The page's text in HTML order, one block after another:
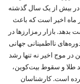
در بیش از یک سال گذشته
ماه اخیر است که باعث
بازار رمزارزها در
نااطمینانی جهانی
در موج اخیر نه تنها رشد
طلا و سقوط بیت‌کوین،
برده است. کارشناسان